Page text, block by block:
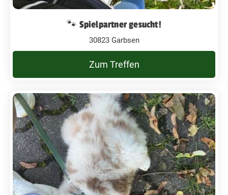
🐾 Spielpartner gesucht!
30823 Garbsen
Zum Treffen